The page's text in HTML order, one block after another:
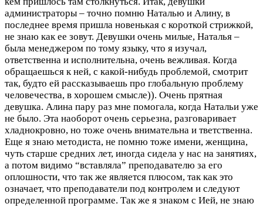
администраторы – точно помню Наталью и Алину, в
последнее время пришла новенькая с короткой стрижкой,
не знаю как ее зовут. Девушки очень милые, Наталья –
была менеджером по тому языку, что я изучал,
ответственна и исполнительна, очень вежливая. Когда
обращаешься к ней, с какой-нибудь проблемой, смотрит
так, будто ей рассказываешь про глобальную проблему
человечества, в хорошем смысле)). Очень прятная
девушка. Алина пару раз мне помогала, когда Натальи уже
не было. Эта наоборот очень серьезна, разговаривает
хладнокровно, но тоже очень внимательна и тветственна.
Еще я знаю методиста, не помню тоже имени, женщина,
чуть старше средних лет, иногда сидела у нас на занятиях,
а потом видимо “вставляла” преподавателю за его
оплошности, что так же является плюсом, так как это
означает, что преподаватели под контролем и следуют
определенной программе. Так же я знаком с Ией, не знаю